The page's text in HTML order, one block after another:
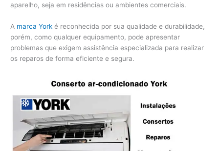
aparelho, seja em residências ou ambientes comerciais.
A marca York é reconhecida por sua qualidade e durabilidade,
porém, como qualquer equipamento, pode apresentar
problemas que exigem assistência especializada para realizar
os reparos de forma eficiente e segura.